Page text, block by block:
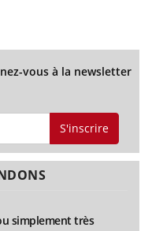
vous à la newsletter
S'inscrire
simplement très